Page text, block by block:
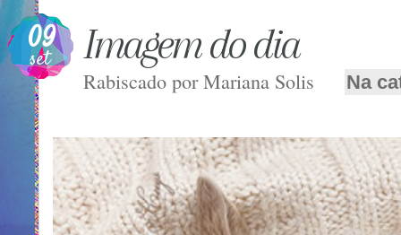
09
set Imagem do dia
Rabiscado porMariana Solis Na